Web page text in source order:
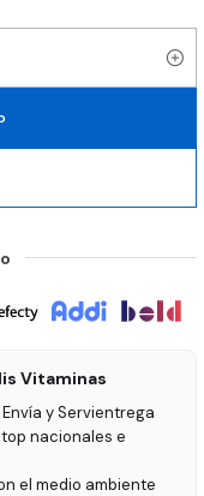
Vitaminas
y Servientrega
top nacionales e
el medio ambiente